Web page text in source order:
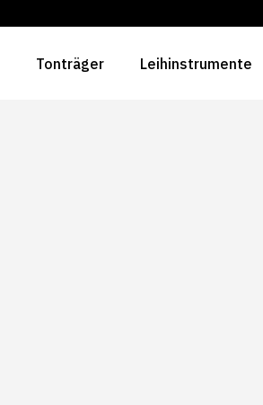
Tonträger Leihinstrumente